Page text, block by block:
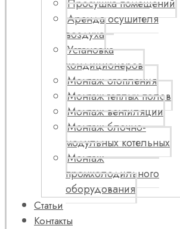
Просушка помещений
Аренда осушителя
воздуха
Установка
кондиционеров
Монтаж отопления
Монтаж теплых полов
Монтаж вентиляции
Монтаж блочно-
модульных котельных
Монтаж
промхолодильного
оборудования
Статьи
Контакты